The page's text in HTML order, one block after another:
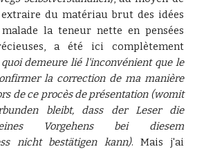
du matériau brut des idées
la teneur nette en pensées
a été ici complètement
quoi demeure lié l'inconvénient que le
la correction de ma manière
de ce procès de présentation (womit
bleibt, dass der Leser die
Vorgehens bei diesem
nicht bestätigen kann). Mais j'ai